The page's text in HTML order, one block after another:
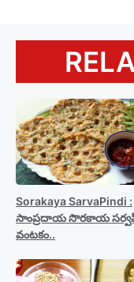
Sorakaya SarvaPindi :
సాంప్రదాయ సొరకాయ
వంటకం..